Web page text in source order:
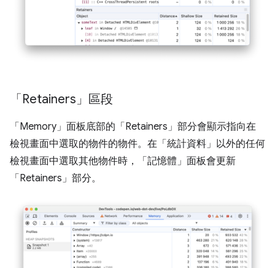
「Retainers」區段
「Memory」 面板底部的「Retainers」 部分會顯示指向在
檢視畫面中選取的物件的物件。在「統計資料」 以外的任何
檢視畫面中選取其他物件時，「記憶體」 面板會更新
「Retainers」 部分。